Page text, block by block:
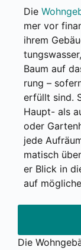
Die
mer vor
ihrem
Baum auf
rung –
erfüllt sind.
Haupt- als
oder
jede
ma­tisch
er Blick in
auf
Die